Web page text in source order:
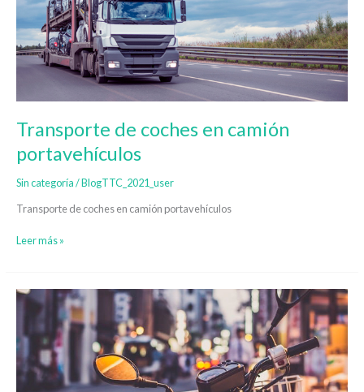
Transporte de coches en camión
portavehículos
Sin categoría/BlogTTC_2021_user
Transporte de coches en camión portavehículos
camión
portavehículos
Leer más »
Transporte
motos
legalmente
y
de